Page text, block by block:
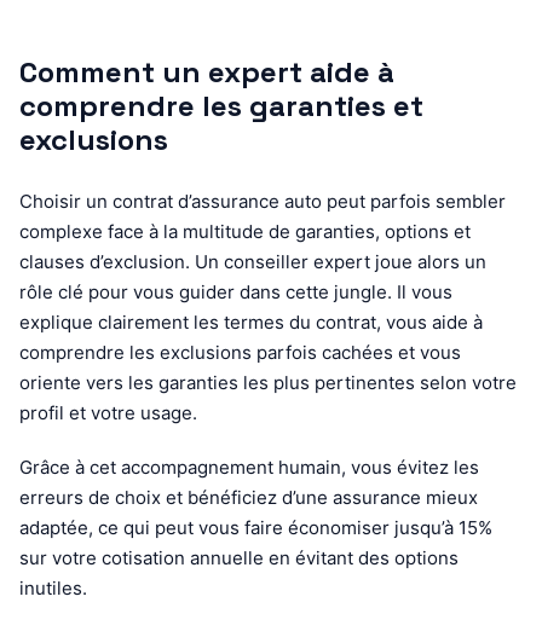
Comment un expert aide à
comprendre les garanties et
exclusions
Choisir un contrat d’assurance auto peut parfois sembler
complexe face à la multitude de garanties, options et
clauses d’exclusion. Un conseiller expert joue alors un
rôle clé pour vous guider dans cette jungle. Il vous
explique clairement les termes du contrat, vous aide à
comprendre les exclusions parfois cachées et vous
oriente vers les garanties les plus pertinentes selon votre
profil et votre usage.
Grâce à cet accompagnement humain, vous évitez les
erreurs de choix et bénéficiez d’une assurance mieux
adaptée, ce qui peut vous faire économiser jusqu’à 15%
sur votre cotisation annuelle en évitant des options
inutiles.